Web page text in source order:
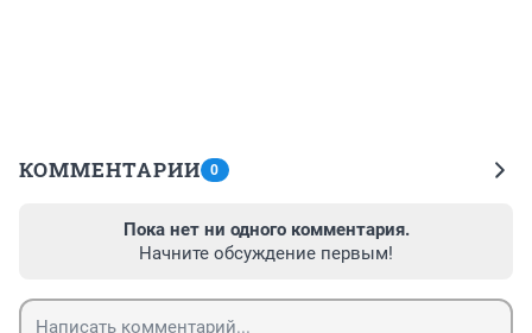
КОММЕНТАРИИ 0
Пока нет ни одного комментария.
Начните обсуждение первым!